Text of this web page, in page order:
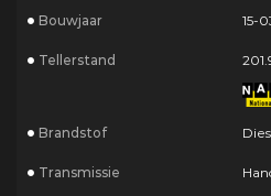
Bouwjaar 15-
Tellerstand
Brandstof
Transmissie